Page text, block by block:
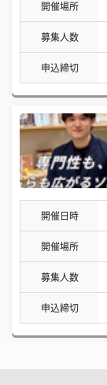
開催場所
募集人数
申込締切
開催日時
開催場所
募集人数
申込締切